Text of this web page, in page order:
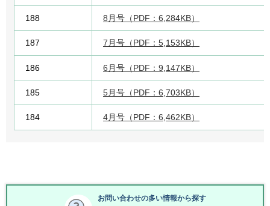
188 8月号（PDF：6,284KB）
187 7月号（PDF：5,153KB）
186 6月号（PDF：9,147KB）
185 5月号（PDF：6,703KB）
184 4月号（PDF：6,462KB）
お問い合わせの多い情報から探す